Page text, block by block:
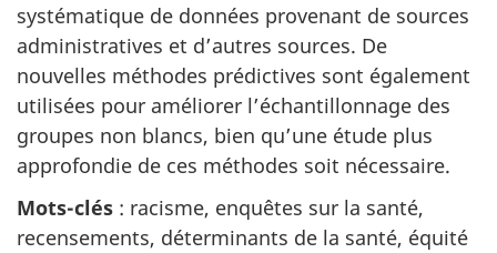
systématique de données provenant de sources
administratives et d’autres sources. De
nouvelles méthodes prédictives sont également
utilisées pour améliorer l’échantillonnage des
groupes non blancs, bien qu’une étude plus
approfondie de ces méthodes soit nécessaire.
Mots-clés : racisme, enquêtes sur la santé,
recensements, déterminants de la santé, équité